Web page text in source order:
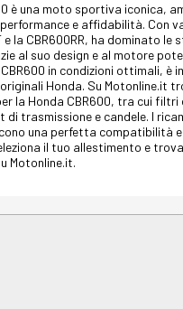
è una moto sportiva iconica,
e affidabilità. Con
e la CBR600RR, ha dominato le
al suo design e al motore
in condizioni ottimali, è
Honda. Su Motonline.it
la Honda CBR600, tra cui filtri
di trasmissione e candele. I
una perfetta compatibilità e
il tuo allestimento e
Motonline.it.